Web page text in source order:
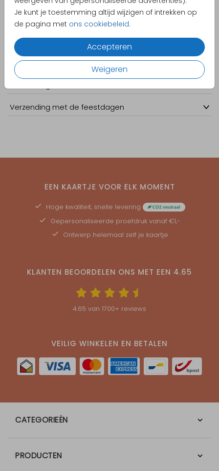
Je kunt je toestemming altijd wijzigen of intrekken op
de pagina met ons cookiebeleid.
Accepteren
Weigeren
Pakket niet ontvangen
Pocketfolds
Postzegels
Verzending met de feestdagen
EEN KAARTJE VOOR ELK MOMENT
Hoge kwaliteit, snelle levering
Gepersonaliseerde proefdruk vanaf €1,-
Ontwerp helemaal zelf je kaartje
KLANTEN BEOORDELEN ONS MET EEN 4.65
4.65 van 1700+ reviews
VEILIG WINKELEN EN BETALEN
CATEGORIEËN
PRODUCTEN